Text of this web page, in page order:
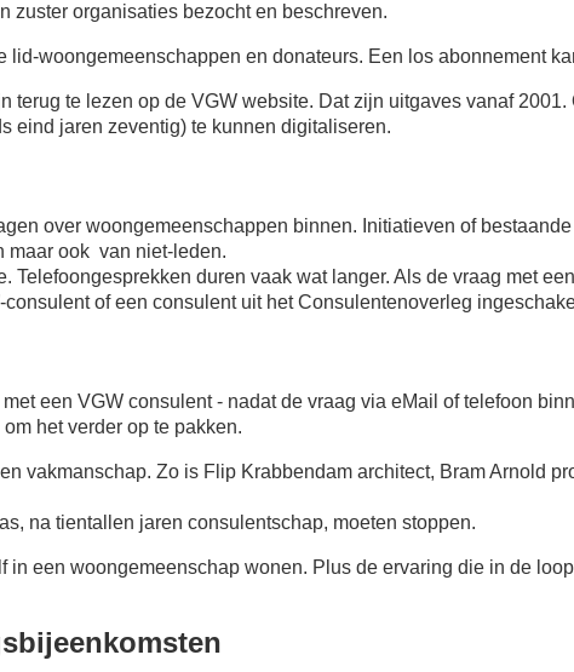
zuster organisaties bezocht en beschreven.
lid-woongemeenschappen en donateurs. Een los abonnement
terug te lezen op de VGW website. Dat zijn uitgaves vanaf
eind jaren zeventig) te kunnen digitaliseren.
over woongemeenschappen binnen. Initiatieven of
maar ook van niet-leden.
Telefoongesprekken duren vaak wat langer. Als de vraag met
of een consulent uit het Consulentenoverleg
een VGW consulent - nadat de vraag via eMail of telefoon
het verder op te pakken.
vakmanschap. Zo is Flip Krabbendam architect, Bram Arnold
na tientallen jaren consulentschap, moeten stoppen.
in een woongemeenschap wonen. Plus de ervaring die in de